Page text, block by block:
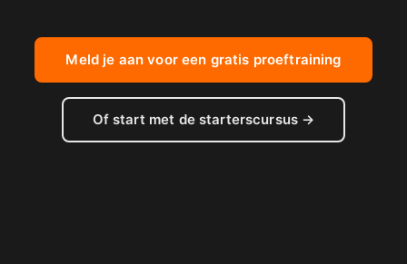
Meld je aan voor een gratis proeftraining
Of start met de starterscursus →